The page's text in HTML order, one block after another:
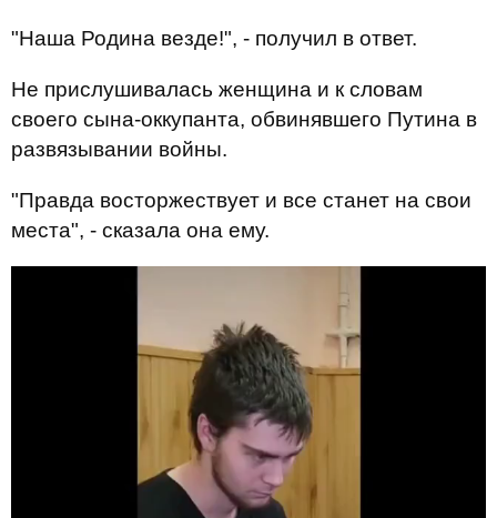
"Наша Родина везде!", - получил в ответ.
Не прислушивалась женщина и к словам
своего сына-оккупанта, обвинявшего Путина в
развязывании войны.
"Правда восторжествует и все станет на свои
места", - сказала она ему.